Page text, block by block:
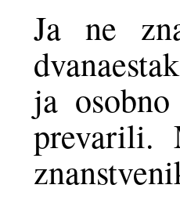
Ja ne
ja
prevarili.